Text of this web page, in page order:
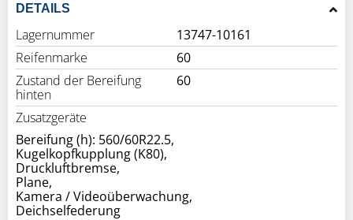
DETAILS
Lagernummer
13747-10161
Reifenmarke
60
Zustand der Bereifung
hinten
60
Zusatzgeräte
Bereifung (h): 560/60R22.5,
Kugelkopfkupplung (K80),
Druckluftbremse,
Plane,
Kamera / Videoüberwachung,
Deichselfederung